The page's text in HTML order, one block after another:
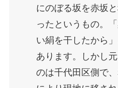
にのぼる坂を赤坂
ったというもの。
い絹を干したから
あります。しかし
のは千代田区側で